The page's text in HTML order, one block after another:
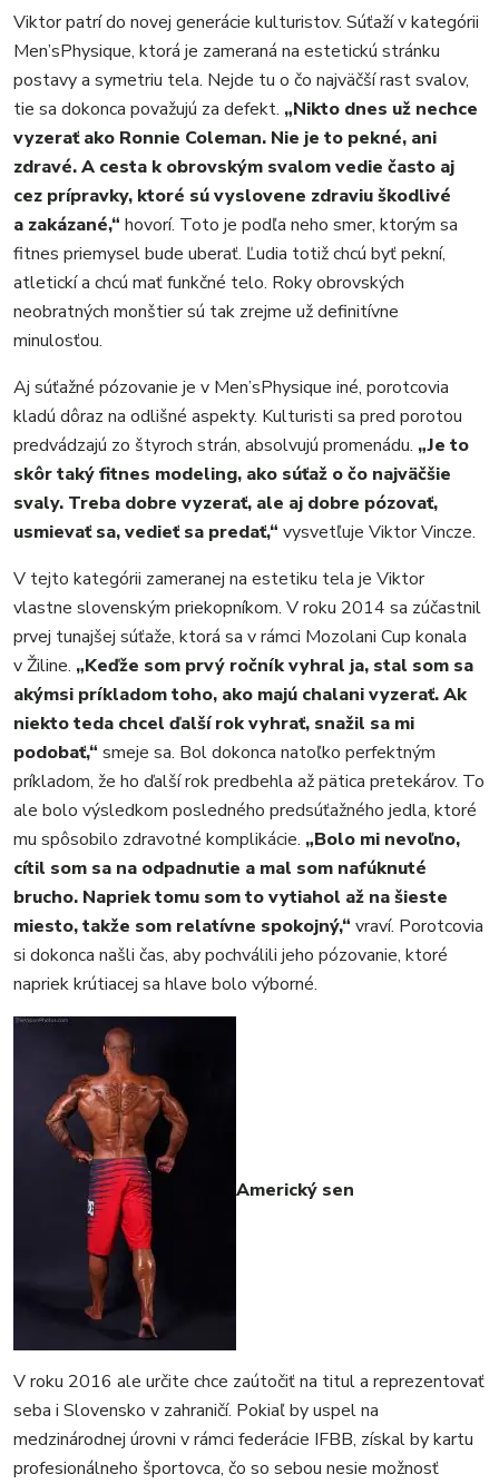
Viktor patrí do novej generácie kulturistov. Súťaží v kategórii
Men’sPhysique, ktorá je zameraná na estetickú stránku
postavy a symetriu tela. Nejde tu o čo najväčší rast svalov,
tie sa dokonca považujú za defekt. „Nikto dnes už nechce
vyzerať ako Ronnie Coleman. Nie je to pekné, ani
zdravé. A cesta k obrovským svalom vedie často aj
cez prípravky, ktoré sú vyslovene zdraviu škodlivé
a zakázané,“ hovorí. Toto je podľa neho smer, ktorým sa
fitnes priemysel bude uberať. Ľudia totiž chcú byť pekní,
atletickí a chcú mať funkčné telo. Roky obrovských
neobratných monštier sú tak zrejme už definitívne
minulosťou.
Aj súťažné pózovanie je v Men’sPhysique iné, porotcovia
kladú dôraz na odlišné aspekty. Kulturisti sa pred porotou
predvádzajú zo štyroch strán, absolvujú promenádu. „Je to
skôr taký fitnes modeling, ako súťaž o čo najväčšie
svaly. Treba dobre vyzerať, ale aj dobre pózovať,
usmievať sa, vedieť sa predať,“ vysvetľuje Viktor Vincze.
V tejto kategórii zameranej na estetiku tela je Viktor
vlastne slovenským priekopníkom. V roku 2014 sa zúčastnil
prvej tunajšej súťaže, ktorá sa v rámci Mozolani Cup konala
v Žiline. „Keďže som prvý ročník vyhral ja, stal som sa
akýmsi príkladom toho, ako majú chalani vyzerať. Ak
niekto teda chcel ďalší rok vyhrať, snažil sa mi
podobať,“ smeje sa. Bol dokonca natoľko perfektným
príkladom, že ho ďalší rok predbehla až pätica pretekárov. To
ale bolo výsledkom posledného predsúťažného jedla, ktoré
mu spôsobilo zdravotné komplikácie. „Bolo mi nevoľno,
cítil som sa na odpadnutie a mal som nafúknuté
brucho. Napriek tomu som to vytiahol až na šieste
miesto, takže som relatívne spokojný,“ vraví. Porotcovia
si dokonca našli čas, aby pochválili jeho pózovanie, ktoré
napriek krútiacej sa hlave bolo výborné.
Americký sen
V roku 2016 ale určite chce zaútočiť na titul a reprezentovať
seba i Slovensko v zahraničí. Pokiaľ by uspel na
medzinárodnej úrovni v rámci federácie IFBB, získal by kartu
profesionálneho športovca, čo so sebou nesie možnosť